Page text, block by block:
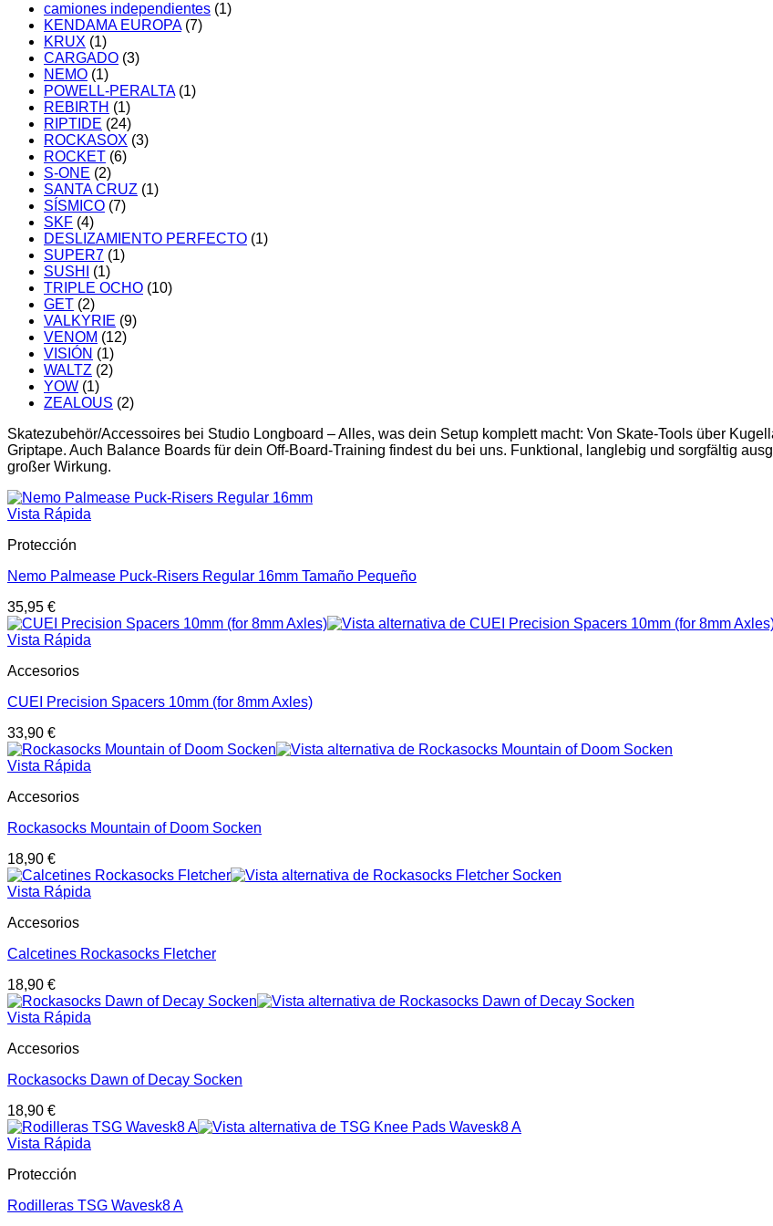
camiones independientes (1)
KENDAMA EUROPA (7)
KRUX (1)
CARGADO (3)
NEMO (1)
POWELL-PERALTA (1)
REBIRTH (1)
RIPTIDE (24)
ROCKASOX (3)
ROCKET (6)
S-ONE (2)
SANTA CRUZ (1)
SÍSMICO (7)
SKF (4)
DESLIZAMIENTO PERFECTO (1)
SUPER7 (1)
SUSHI
(1)
TRIPLE OCHO (10)
GET (2)
VALKYRIE (9)
VENOM (12)
VISIÓN (1)
WALTZ (2)
YOW (1)
ZEALOUS (2)
Skatezubehör/Accessoires bei Studio Longboard – Alles, was dein Setup komplett macht: Von Skate-Tools über
Griptape. Auch Balance Boards für dein Off-Board-Training findest du bei uns. Funktional, langlebig und sorgfältig
großer Wirkung.
Vista Rápida
Protección
Nemo Palmease Puck-Risers Regular 16mm Tamaño Pequeño
35,95 €
Vista Rápida
Accesorios
CUEI Precision Spacers 10mm (for 8mm Axles)
33,90 €
Vista Rápida
Accesorios
Rockasocks Mountain of Doom Socken
18,90 €
Vista Rápida
Accesorios
Calcetines Rockasocks Fletcher
18,90 €
Vista Rápida
Accesorios
Rockasocks Dawn of Decay Socken
18,90 €
Vista Rápida
Protección
Rodilleras TSG Wavesk8 A